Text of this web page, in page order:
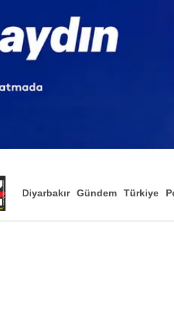
Diyarbakır Gündem Türkiye